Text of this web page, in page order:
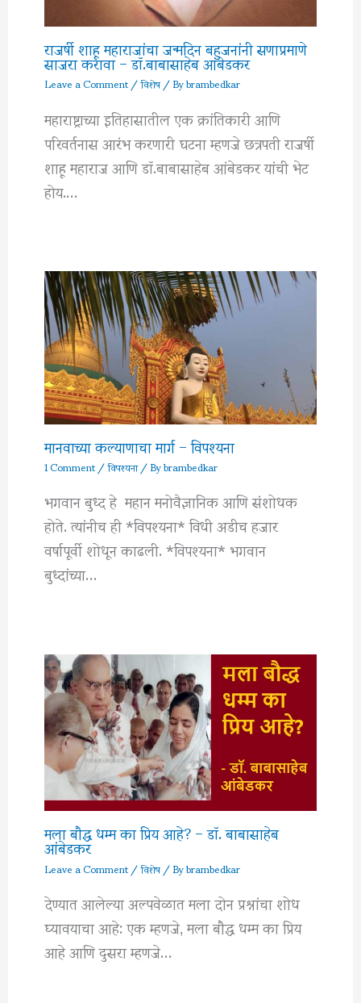
राजर्षी शाहू महाराजांचा जन्मदिन बहुजनांनी सणाप्रमाणे
साजरा करावा – डॉ.बाबासाहेब आंबेडकर
Leave a Comment/विशेष/ Bybrambedkar
महाराष्ट्राच्या इतिहासातील एक क्रांतिकारी आणि
परिवर्तनास आरंभ करणारी घटना म्हणजे छत्रपती राजर्षी
शाहू महाराज आणि डॉ.बाबासाहेब आंबेडकर यांची भेट
होय.…
मानवाच्या कल्याणाचा मार्ग – विपश्यना
1 Comment/विपश्यना/ Bybrambedkar
भगवान बुध्द हे महान मनोवैज्ञानिक आणि संशोधक
होते. त्यांनीच ही *विपश्यना* विधी अडीच हजार
वर्षापूर्वी शोधून काढली. *विपश्यना* भगवान
बुध्दांच्या…
मला बौद्ध धम्म का प्रिय आहे? – डॉ. बाबासाहेब
आंबेडकर
Leave a Comment/विशेष/ Bybrambedkar
देण्यात आलेल्या अल्पवेळात मला दोन प्रश्नांचा शोध
घ्यावयाचा आहे: एक म्हणजे, मला बौद्ध धम्म का प्रिय
आहे आणि दुसरा म्हणजे…